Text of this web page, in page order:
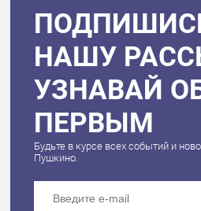
НАШУ
УЗНАВАЙ
ПЕРВЫМ
Будьте в курсе всех событий и
Пушкино.